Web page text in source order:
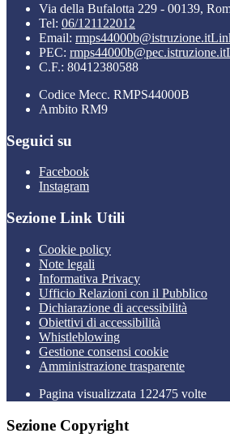
Via della Bufalotta 229 - 00139,
Tel: 06/121122012
Email: rmps44000b@istruzione.it
PEC: rmps44000b@pec.istruzione.it
C.F.: 80412380588
Codice Mecc. RMPS44000B
Ambito RM9
Seguici su
Facebook
Instagram
Sezione Link Utili
Cookie policy
Note legali
Informativa Privacy
Ufficio Relazioni con il Pubblico
Dichiarazione di accessibilità
Obiettivi di accessibilità
Whistleblowing
Gestione consensi cookie
Amministrazione trasparente
Pagina visualizzata 122475 volte
Sezione Copyright